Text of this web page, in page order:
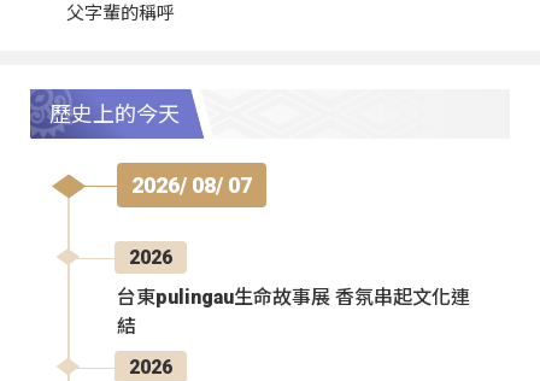
父字輩的稱呼
歷史上的今天
2026/ 08/ 07
2026
台東pulingau生命故事展 香氛串起文化連
結
2026